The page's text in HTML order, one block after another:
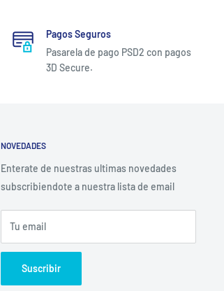
Pagos Seguros
Pasarela de pago PSD2 con pagos
3D Secure.
NOVEDADES
Enterate de nuestras ultimas novedades
subscribiendote a nuestra lista de email
Tu email
Suscribir